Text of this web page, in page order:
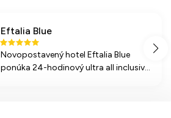
Eftalia Blue
Novopostavený hotel Eftalia Blue
ponúka 24-hodinový ultra all inclusive,